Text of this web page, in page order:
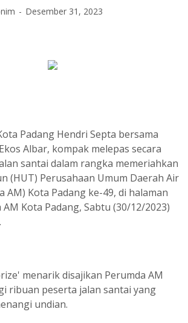
Desember 31, 2023
Padang Hendri Septa bersama
Albar, kompak melepas secara
santai dalam rangka memeriahkan
(HUT) Perusahaan Umum Daerah Air
AM) Kota Padang ke-49, di halaman
Kota Padang, Sabtu (30/12/2023)
menarik disajikan Perumda AM
ribuan peserta jalan santai yang
undian.